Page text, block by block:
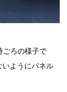
ごろの様子で
ようにパネル